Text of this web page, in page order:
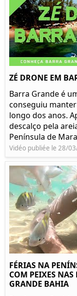
ZÉ DRONE EM
Barra Grande é
conseguiu
longo dos anos.
descalço pela
Península de
Vidéo publiée le 28/
FÉRIAS NA
COM PEIXES
GRANDE BAHIA